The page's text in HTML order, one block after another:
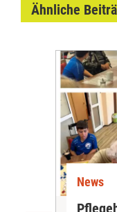
Ähnliche
News